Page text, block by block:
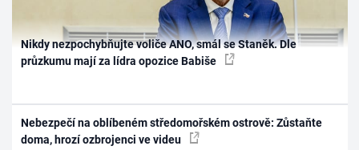
Nikdy nezpochybňujte voliče ANO, smál se Staněk. Dle
průzkumu mají za lídra opozice Babiše
Nebezpečí na oblíbeném středomořském ostrově: Zůstaňte
doma, hrozí ozbrojenci ve videu